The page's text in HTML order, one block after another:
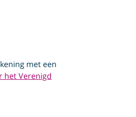
met een
het Verenigd